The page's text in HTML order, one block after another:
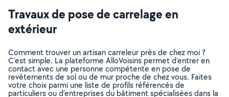
Travaux de pose de carrelage en
extérieur
Comment trouver un artisan carreleur près de chez moi ?
C'est simple. La plateforme AlloVoisins permet d’entrer en
contact avec une personne compétente en pose de
revêtements de sol ou de mur proche de chez vous. Faites
votre choix parmi une liste de profils référencés de
particuliers ou d’entreprises du bâtiment spécialisées dans la